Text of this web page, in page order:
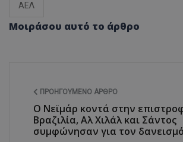
ΑΕΛ
Μοιράσου αυτό το άρθρο
ΠΡΟΗΓΟΎΜΕΝΟ ΆΡΘΡΟ
Ο Νεϊμάρ κοντά στην
Βραζιλία, Αλ Χιλάλ και Σάντος
συμφώνησαν για τον